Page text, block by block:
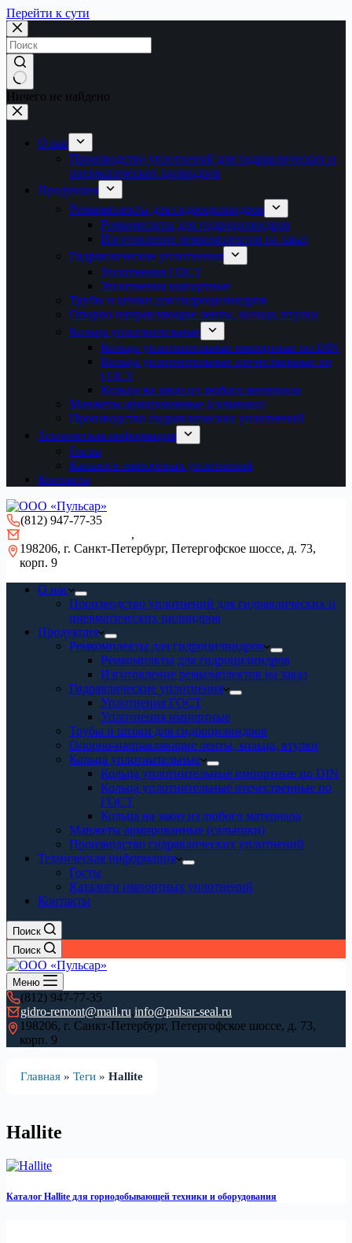
Перейти к сути
Ничего не найдено
О нас
Производство уплотнений для гидравлических и
пневматических цилиндров
Продукция
Ремкомплекты для гидроцилиндров
Ремкомплкты для гидроцилиндров
Изготовление ремкомплектов на заказ
Гидравлические уплотнения
Уплотнения ГОСТ
Уплотнения импортные
Трубы и штоки для гидроцилиндров
Опорно-направляющие ленты, кольца, втулки
Кольца уплотнительные
Кольца уплотнительные импортные по DIN
Кольца уплотнительные отечественные по
ГОСТ
Кольца на заказ из любого материала
Манжеты армированные (сальники)
Производство гидравлических уплотнений
Техническая информация
Госты
Каталоги импортных уплотнений
Контакты
(812) 947-77-35
,
198206, г. Санкт-Петербург, Петергофское шоссе, д. 73,
корп. 9
О нас
Производство уплотнений для гидравлических и
пневматических цилиндров
Продукция
Ремкомплекты для гидроцилиндров
Ремкомплкты для гидроцилиндров
Изготовление ремкомплектов на заказ
Гидравлические уплотнения
Уплотнения ГОСТ
Уплотнения импортные
Трубы и штоки для гидроцилиндров
Опорно-направляющие ленты, кольца, втулки
Кольца уплотнительные
Кольца уплотнительные импортные по DIN
Кольца уплотнительные отечественные по
ГОСТ
Кольца на заказ из любого материала
Манжеты армированные (сальники)
Производство гидравлических уплотнений
Техническая информация
Госты
Каталоги импортных уплотнений
Контакты
Поиск
Поиск
Меню
(812) 947-77-35
gidro-remont@mail.ru,info@pulsar-seal.ru
198206, г. Санкт-Петербург, Петергофское шоссе, д. 73,
корп. 9
Главная » Теги » Hallite
Hallite
Каталог Hallite для горнодобывающей техники и оборудования